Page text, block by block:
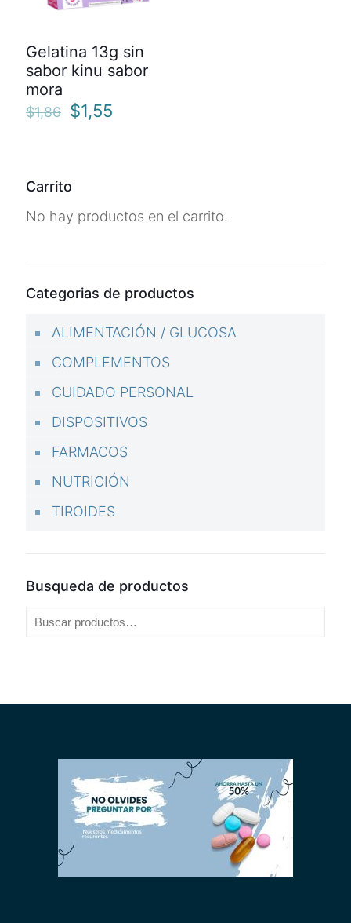
Gelatina 13g sin
sabor kinu sabor
mora
$1,86 El
$1,86.
$1,55
Carrito
No hay productos en el carrito.
Categorias de productos
ALIMENTACIÓN / GLUCOSA
COMPLEMENTOS
CUIDADO PERSONAL
DISPOSITIVOS
FARMACOS
NUTRICIÓN
TIROIDES
Busqueda de productos